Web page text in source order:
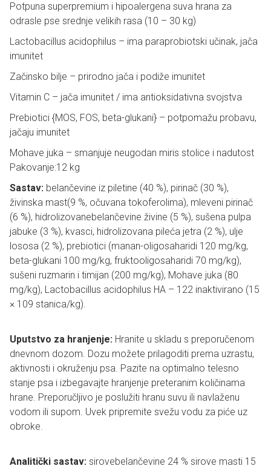
Potpuna superpremium i hipoalergena suva hrana za
odrasle pse srednje velikih rasa (10 – 30 kg)
Lactobacillus acidophilus – ima paraprobiotski učinak, jača
imunitet
Začinsko bilje – prirodno jača i podiže imunitet
Vitamin C – jača imunitet / ima antioksidativna svojstva
Prebiotici {MOS, FOS, beta-glukani} – potpomažu probavu,
jačaju imunitet
Mohave juka – smanjuje neugodan miris stolice i nadutost
Pakovanje:12 kg
Sastav: belančevine iz piletine (40 %), pirinač (30 %),
živinska mast(9 %, očuvana tokoferolima), mleveni pirinač
(6 %), hidrolizovanebelančevine živine (5 %), sušena pulpa
jabuke (3 %), kvasci, hidrolizovana pileća jetra (2 %), ulje
lososa (2 %), prebiotici (manan-oligosaharidi 120 mg/kg,
beta-glukani 100 mg/kg, fruktooligosaharidi 70 mg/kg),
sušeni ruzmarin i timijan (200 mg/kg), Mohave juka (80
mg/kg), Lactobacillus acidophilus HA – 122 inaktivirano (15
× 109 stanica/kg).
Uputstvo za hranjenje: Hranite u skladu s preporučenom
dnevnom dozom. Dozu možete prilagoditi prema uzrastu,
aktivnosti i okruženju psa. Pazite na optimalno telesno
stanje psa i izbegavajte hranjenje preteranim količinama
hrane. Preporučljivo je poslužiti hranu suvu ili navlaženu
vodom ili supom. Uvek pripremite svežu vodu za piće uz
obroke.
Analitički sastav: sirovebelančevine 24 % sirove masti 15